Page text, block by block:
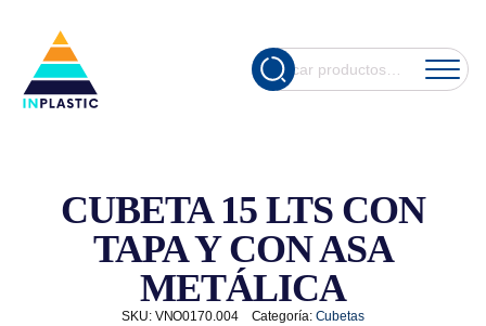
Buscar
por:
Cuando hay
CUBETA 15 LTS CON
TAPA Y CON ASA
METÁLICA
SKU: VNO0170.004 Categoría: Cubetas